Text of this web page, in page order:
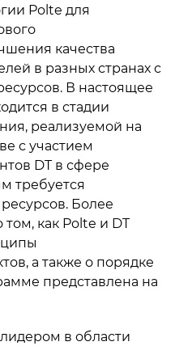
Polte для
качества
в разных странах с
В настоящее
в стадии
реализуемой на
с участием
DT в сфере
требуется
Более
как Polte и DT
а также о порядке
представлена на
в области